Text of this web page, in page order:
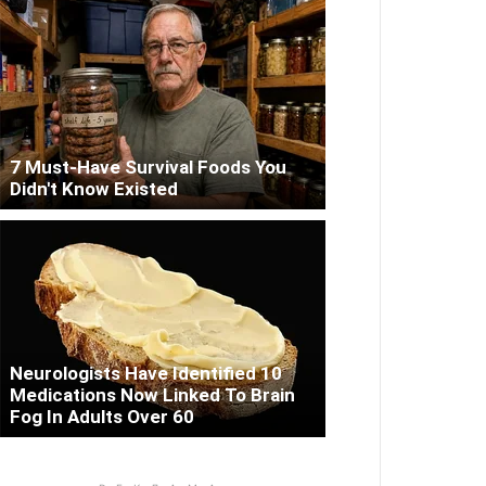
7 Must-Have Survival Foods You
Didn't Know Existed
Neurologists Have Identified 10
Medications Now Linked To Brain
Fog In Adults Over 60